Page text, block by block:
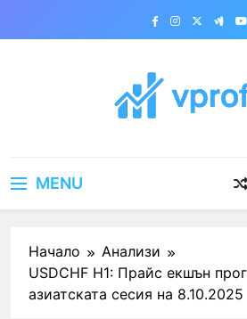
MENU
Начало
Анализи
USDCHF H1: Прайс екшън
азиатската сесия на 8.10.2025